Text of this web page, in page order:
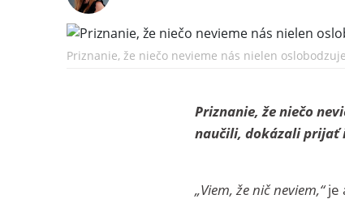
Priznanie, že niečo nevieme nás nielen
Priznanie, že niečo
naučili, dokázali prijať
„Viem, že nič neviem,“je